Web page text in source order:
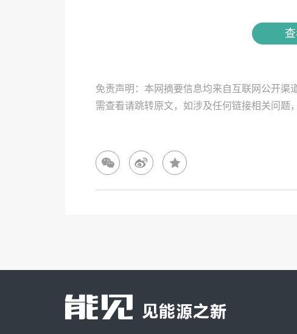
免责声明：本网摘要信息均来自互联网公开
需查看请跳转原文，如涉及任何链接相关问题